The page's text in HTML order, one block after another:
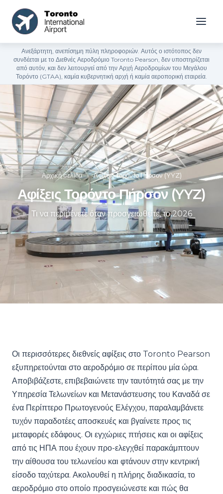
Ανεξάρτητη, ανεπίσημη πύλη πληροφοριών. Αυτός ο ιστότοπος δεν
συνδέεται με το Διεθνές Αεροδρόμιο Toronto Pearson, δεν υποστηρίζεται
από αυτόν, και δεν λειτουργεί από την Αρχή Αεροδρομίων του Μεγάλου
Τορόντο (GTAA), καμία κυβερνητική αρχή ή καμία αεροπορική εταιρεία.
Αρχική σελίδα » Αφίξεις Τορόντο Πήρσον (YYZ)
Αφίξεις Τορόντο Πήρσον (YYZ)
Τι να περιμένετε όταν προσγειωθείτε, το 2026
Οι περισσότερες διεθνείς αφίξεις στο Toronto Pearson
εξυπηρετούνται στο αεροδρόμιο σε περίπου μία ώρα.
Αποβιβάζεστε, επιβεβαιώνετε την ταυτότητά σας με την
Υπηρεσία Τελωνείων και Μετανάστευσης του Καναδά σε
ένα Περίπτερο Πρωτογενούς Ελέγχου, παραλαμβάνετε
τυχόν παραδοτέες αποσκευές και βγαίνετε προς τις
μεταφορές εδάφους. Οι εγχώριες πτήσεις και οι αφίξεις
από τις ΗΠΑ που έχουν προ-ελεγχθεί παρακάμπτουν
την αίθουσα του τελωνείου και φτάνουν στην κεντρική
είσοδο ταχύτερα. Ακολουθεί η πλήρης διαδικασία, το
αεροδρόμιο στο οποίο προσγειώνεστε και πώς θα